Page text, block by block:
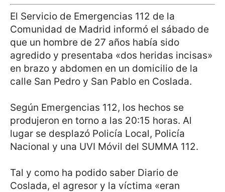
El Servicio de Emergencias 112 de la
Comunidad de Madrid informó el sábado de
que un hombre de 27 años había sido
agredido y presentaba «dos heridas incisas»
en brazo y abdomen en un domicilio de la
calle San Pedro y San Pablo en Coslada.
Según Emergencias 112, los hechos se
produjeron en torno a las 20:15 horas. Al
lugar se desplazó Policía Local, Policía
Nacional y una UVI Móvil del SUMMA 112.
Tal y como ha podido saber Diario de
Coslada, el agresor y la víctima «eran